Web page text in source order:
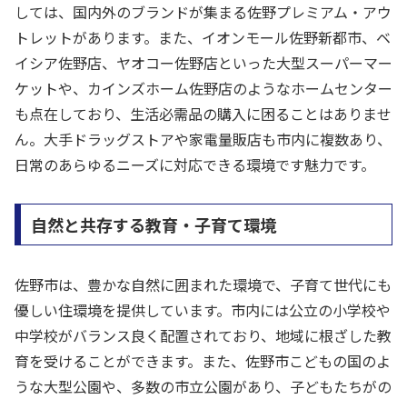
しては、国内外のブランドが集まる佐野プレミアム・アウ
トレットがあります。また、イオンモール佐野新都市、ベ
イシア佐野店、ヤオコー佐野店といった大型スーパーマー
ケットや、カインズホーム佐野店のようなホームセンター
も点在しており、生活必需品の購入に困ることはありませ
ん。大手ドラッグストアや家電量販店も市内に複数あり、
日常のあらゆるニーズに対応できる環境です魅力です。
自然と共存する教育・子育て環境
佐野市は、豊かな自然に囲まれた環境で、子育て世代にも
優しい住環境を提供しています。市内には公立の小学校や
中学校がバランス良く配置されており、地域に根ざした教
育を受けることができます。また、佐野市こどもの国のよ
うな大型公園や、多数の市立公園があり、子どもたちがの